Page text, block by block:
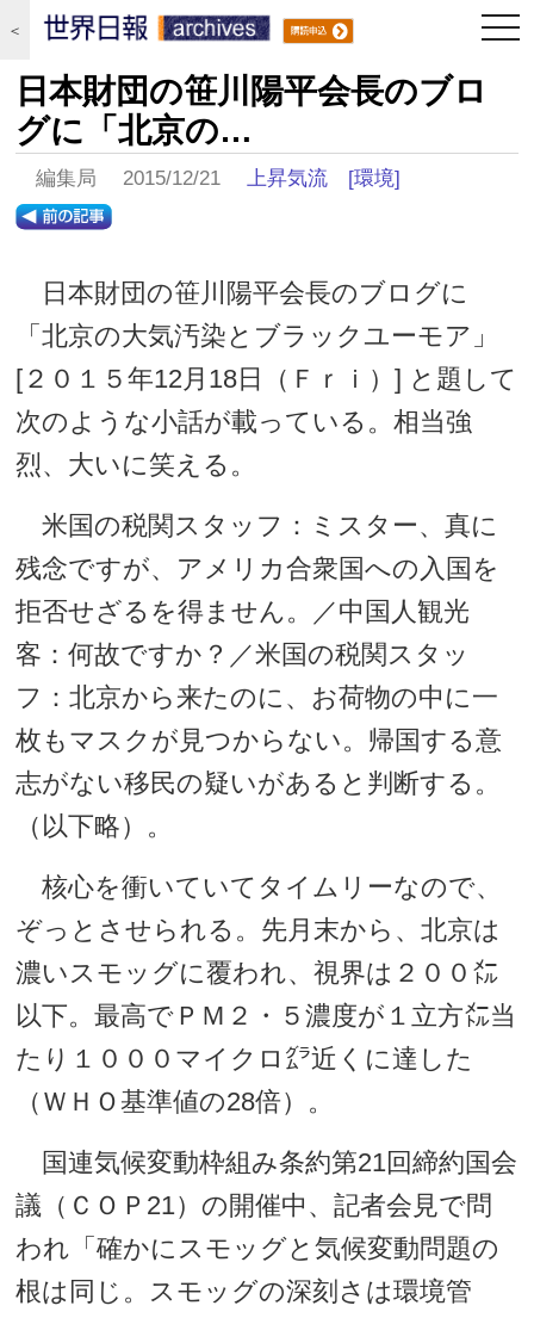
＜
日本財団の笹川陽平会長のブロ
グに「北京の…
編集局 2015/12/21上昇気流 [環境]
日本財団の笹川陽平会長のブログに
「北京の大気汚染とブラックユーモア」
[２０１５年12月18日（Ｆｒｉ）] と題して
次のような小話が載っている。相当強
烈、大いに笑える。
米国の税関スタッフ：ミスター、真に
残念ですが、アメリカ合衆国への入国を
拒否せざるを得ません。／中国人観光
客：何故ですか？／米国の税関スタッ
フ：北京から来たのに、お荷物の中に一
枚もマスクが見つからない。帰国する意
志がない移民の疑いがあると判断する。
（以下略）。
核心を衝いていてタイムリーなので、
ぞっとさせられる。先月末から、北京は
濃いスモッグに覆われ、視界は２００㍍
以下。最高でＰＭ２・５濃度が１立方㍍当
たり１０００マイクロ㌘近くに達した
（ＷＨＯ基準値の28倍）。
国連気候変動枠組み条約第21回締約国会
議（ＣＯＰ21）の開催中、記者会見で問
われ「確かにスモッグと気候変動問題の
根は同じ。スモッグの深刻さは環境管